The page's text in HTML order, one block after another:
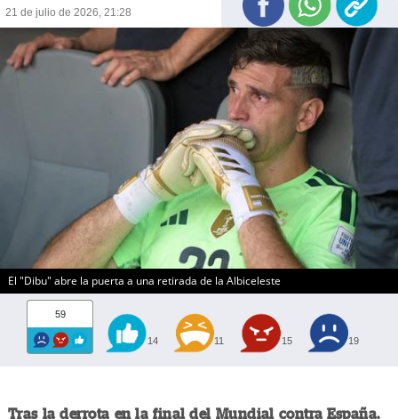
21 de julio de 2026, 21:28
El "Dibu" abre la puerta a una retirada de la Albiceleste
59
14 11 15 19
Tras la derrota en la final del Mundial contra España,